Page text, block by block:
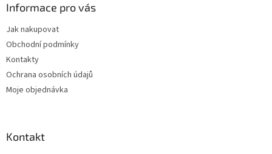
Informace pro vás
Jak nakupovat
Obchodní podmínky
Kontakty
Ochrana osobních údajů
Moje objednávka
Kontakt